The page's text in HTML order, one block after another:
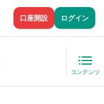
口座開設 ログイン
コンテンツ